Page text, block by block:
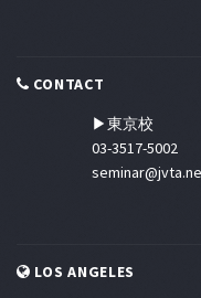
CONTACT
▶東京校
03-3517-5002
LOS ANGELES